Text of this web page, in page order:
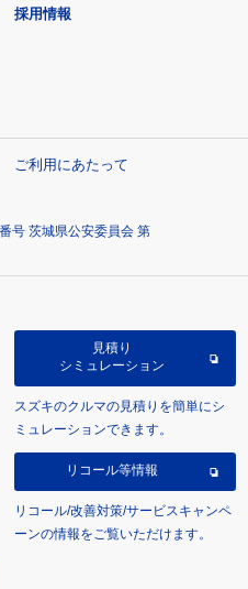
採用情報
ご利用にあたって
号 茨城県公安委員会 第
見積り
シミュレーション
スズキのクルマの見積りを簡単にシ
ミュレーションできます。
リコール等情報
リコール/改善対策/サービスキャンペ
ーンの情報をご覧いただけます。